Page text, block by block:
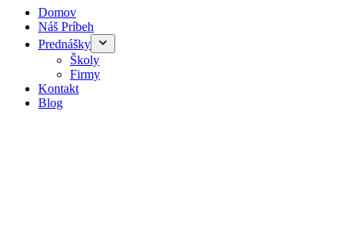
Domov
Náš Príbeh
Prednášky
Školy
Firmy
Kontakt
Blog